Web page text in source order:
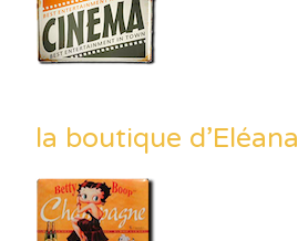
la boutique d’Eléana